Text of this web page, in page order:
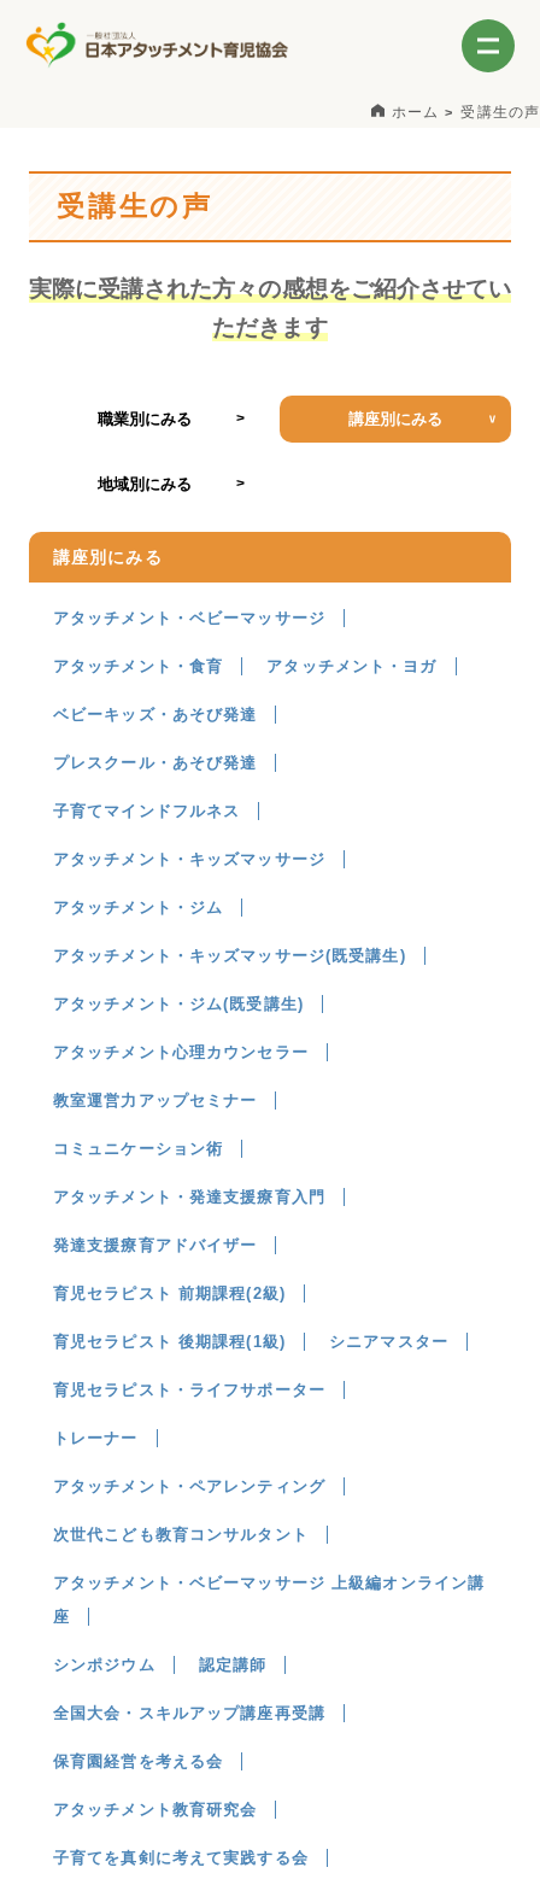
ホーム 受講生の声
受講生の声
実際に受講された方々の感想をご紹介させてい
ただきます
職業別にみる 講座別にみる
地域別にみる
講座別にみる
アタッチメント・ベビーマッサージ
アタッチメント・食育 アタッチメント・ヨガ
ベビーキッズ・あそび発達
プレスクール・あそび発達
子育てマインドフルネス
アタッチメント・キッズマッサージ
アタッチメント・ジム
アタッチメント・キッズマッサージ(既受講生)
アタッチメント・ジム(既受講生)
アタッチメント心理カウンセラー
教室運営力アップセミナー
コミュニケーション術
アタッチメント・発達支援療育入門
発達支援療育アドバイザー
育児セラピスト 前期課程(2級)
育児セラピスト 後期課程(1級) シニアマスター
育児セラピスト・ライフサポーター
トレーナー
アタッチメント・ペアレンティング
次世代こども教育コンサルタント
アタッチメント・ベビーマッサージ 上級編オンライン講
座
シンポジウム 認定講師
全国大会・スキルアップ講座再受講
保育園経営を考える会
アタッチメント教育研究会
子育てを真剣に考えて実践する会